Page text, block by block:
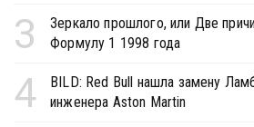
3
Зеркало прошлого, или Две
Формулу 1 1998 года
4
BILD: Red Bull нашла замену
инженера Aston Martin